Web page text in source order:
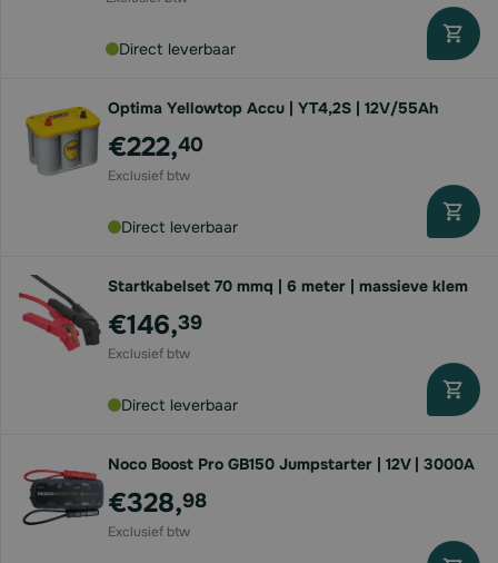
Direct leverbaar
Optima Yellowtop Accu | YT4,2S | 12V/55Ah
€222,40
Direct leverbaar
Startkabelset 70 mmq | 6 meter | massieve klem
€146,39
Direct leverbaar
Noco Boost Pro GB150 Jumpstarter | 12V | 3000A
€328,98